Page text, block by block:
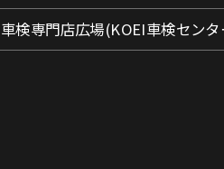
車検専門店広場(KOEI車検セン